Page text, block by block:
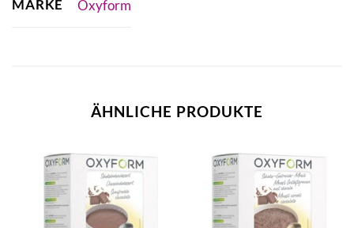
MARKE Oxyform
ÄHNLICHE PRODUKTE